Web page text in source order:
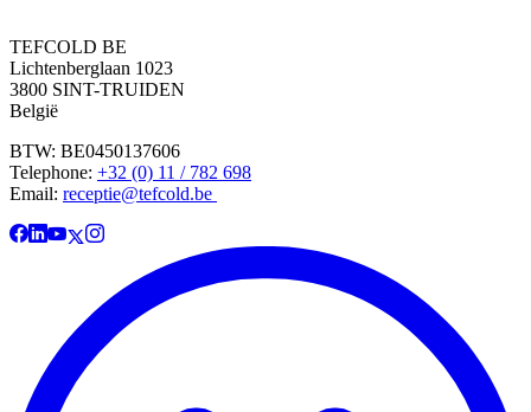
TEFCOLD BE
Lichtenberglaan 1023
3800 SINT-TRUIDEN
België
BTW: BE0450137606
Telephone: +32 (0) 11 / 782 698
Email: receptie@tefcold.be